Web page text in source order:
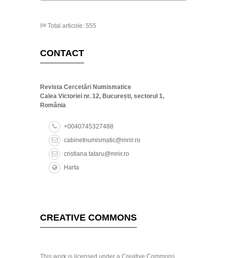
Total articole: 555
CONTACT
Revista Cercetări Numismatice
Calea Victoriei nr. 12, București, sectorul 1,
România
+0040745327488
cabinetnumismatic@mnir.ro
cristiana.tataru@mnir.ro
Harta
CREATIVE COMMONS
This work is licensed under a Creative Commons